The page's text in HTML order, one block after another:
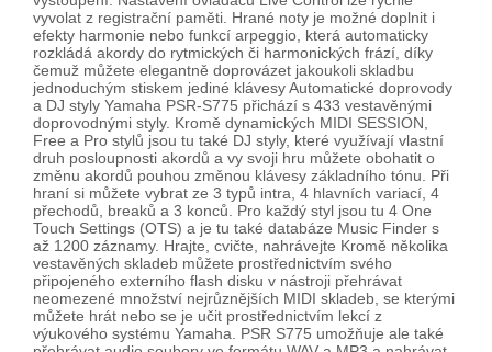
vyvolat z registrační paměti. Hrané noty je možné doplnit i
efekty harmonie nebo funkcí arpeggio, která automaticky
rozkládá akordy do rytmických či harmonických frází, díky
čemuž můžete elegantně doprovázet jakoukoli skladbu
jednoduchým stiskem jediné klávesy Automatické doprovody
a DJ styly Yamaha PSR-S775 přichází s 433 vestavěnými
doprovodnými styly. Kromě dynamických MIDI SESSION,
Free a Pro stylů jsou tu také DJ styly, které využívají vlastní
druh posloupnosti akordů a vy svoji hru můžete obohatit o
změnu akordů pouhou změnou klávesy základního tónu. Při
hraní si můžete vybrat ze 3 typů intra, 4 hlavních variací, 4
přechodů, breaků a 3 konců. Pro každý styl jsou tu 4 One
Touch Settings (OTS) a je tu také databáze Music Finder s
až 1200 záznamy. Hrajte, cvičte, nahrávejte Kromě několika
vestavěných skladeb můžete prostřednictvím svého
připojeného externího flash disku v nástroji přehrávat
neomezené množství nejrůznějších MIDI skladeb, se kterými
můžete hrát nebo se je učit prostřednictvím lekcí z
výukového systému Yamaha. PSR S775 umožňuje ale také